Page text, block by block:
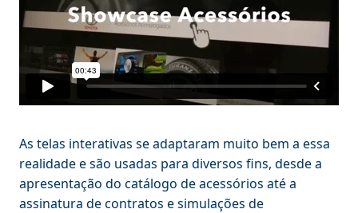
As telas interativas se adaptaram muito bem a essa
realidade e são usadas para diversos fins, desde a
apresentação do catálogo de acessórios até a
assinatura de contratos e simulações de